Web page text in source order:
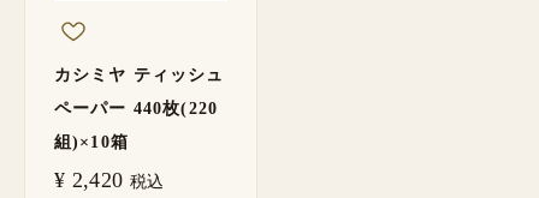
カシミヤ ティッシュ
ペーパー 440枚(220
組)×10箱
¥ 2,420 税込